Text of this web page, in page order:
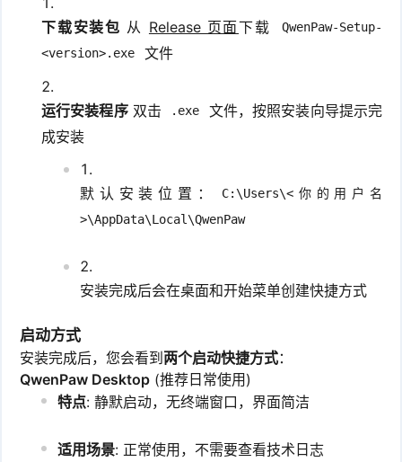
下载安装包 从 Release 页面下载
QwenPaw-Setup-
<version>.exe
文件
运行安装程序双击 .exe
文件，按照安装向导提示完
成安装
默认安装位置：
C:\Users\<你的用户名
>\AppData\Local\QwenPaw
安装完成后会在桌面和开始菜单创建快捷方式
启动方式
安装完成后，您会看到两个启动快捷方式：
QwenPaw Desktop (推荐日常使用)
特点: 静默启动，无终端窗口，界面简洁
适用场景: 正常使用，不需要查看技术日志